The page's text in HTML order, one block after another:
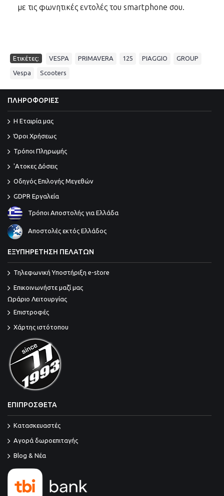
με τις φωνητικές εντολές του smartphone σου.
Ετικέτες: VESPA PRIMAVERA 125 PIAGGIO GROUP
Vespa Scooters
ΠΛΗΡΟΦΟΡΙΕΣ
Η Εταιρία μας
Όροι Χρήσεως
Τρόποι Πληρωμής
'Ατοκες Δόσεις
Οδηγός Επιλογής Μεγεθών
GDPR Εργαλεία
Τρόποι Αποστολής για Ελλάδα
Αποστολές εκτός Ελλάδος
ΕΞΥΠΗΡΕΤΗΣΗ ΠΕΛΑΤΩΝ
Τηλεφωνική Υποστήριξη e-store
Επικοινωνήστε μαζί μας
Ωράριο Λειτουργίας
Επιστροφές
Χάρτης ιστότοπου
ΕΠΙΠΡΟΣΘΕΤΑ
Κατασκευαστές
Αγορά δωροεπιταγής
Blog & Νέα